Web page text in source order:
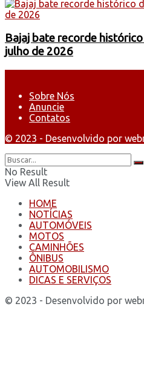
Bajaj bate recorde
julho de 2026
Sobre Nós
Anuncie
Contatos
© 2023 - Desenvolvido por
No Result
View All Result
HOME
NOTÍCIAS
AUTOMÓVEIS
MOTOS
CAMINHÕES
ÔNIBUS
AUTOMOBILISMO
DICAS E SERVIÇOS
© 2023 - Desenvolvido por